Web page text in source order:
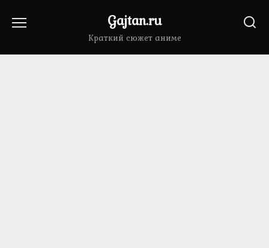
Gajtan.ru
Краткий сюжет аниме